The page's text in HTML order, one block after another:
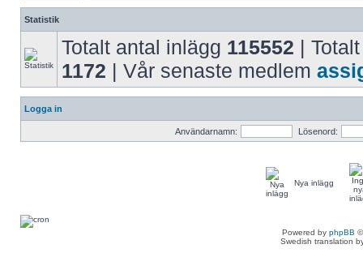
Statistik
Totalt antal inlägg 115552 |
1172 | Vår senaste medlem
Logga in
Användarnamn: Lösenord:
Nya inlägg
Powered by phpBB
Swedish translation